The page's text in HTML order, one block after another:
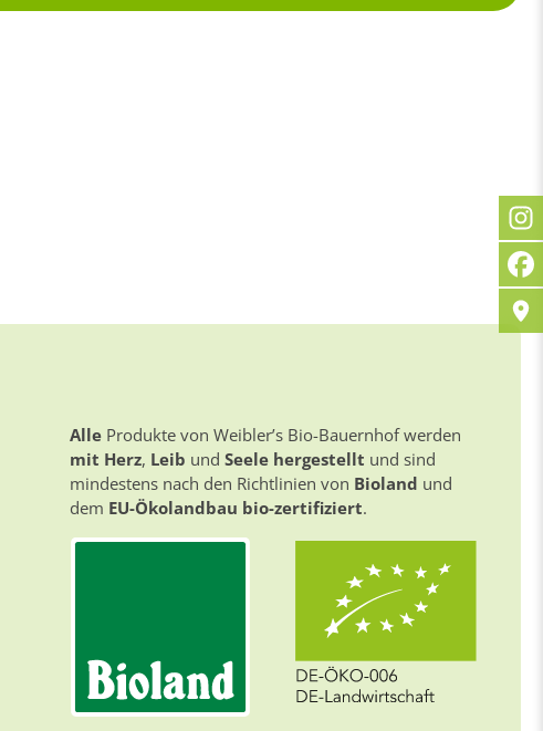
Alle Produkte von Weibler’s Bio-Bauernhof werden
mit Herz, Leib und Seele hergestellt und sind
mindestens nach den Richtlinien von Bioland und
dem EU-Ökolandbau bio-zertifiziert.